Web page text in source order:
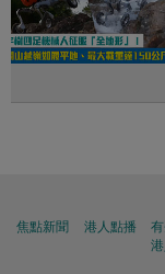
焦點新聞 港人點播